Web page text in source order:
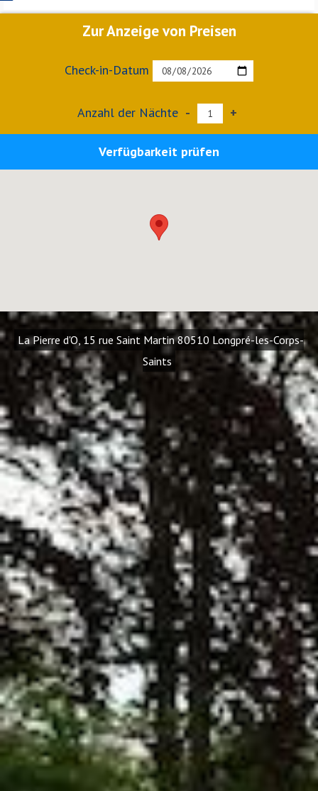
Zur Anzeige von Preisen
Check-in-Datum
Anzahl der Nächte - +
Verfügbarkeit prüfen
La Pierre d'O, 15 rue Saint Martin 80510 Longpré-les-Corps-
Saints